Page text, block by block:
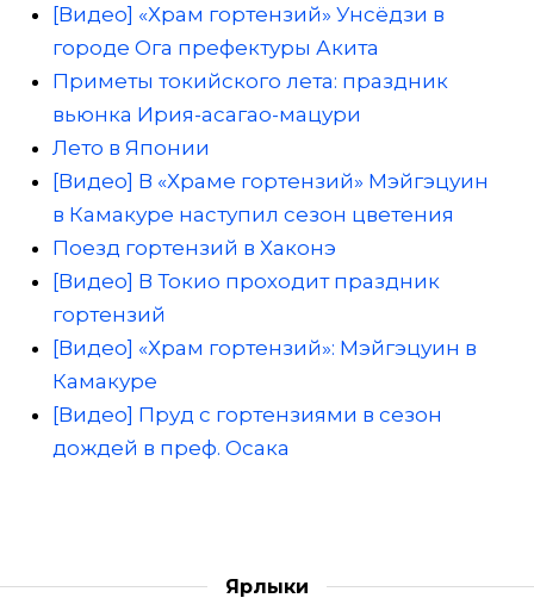
[Видео] «Храм гортензий» Унсёдзи в
городе Ога префектуры Акита
Приметы токийского лета: праздник
вьюнка Ирия-асагао-мацури
Лето в Японии
[Видео] В «Храме гортензий» Мэйгэцуин
в Камакуре наступил сезон цветения
Поезд гортензий в Хаконэ
[Видео] В Токио проходит праздник
гортензий
[Видео] «Храм гортензий»: Мэйгэцуин в
Камакуре
[Видео] Пруд с гортензиями в сезон
дождей в преф. Осака
Ярлыки